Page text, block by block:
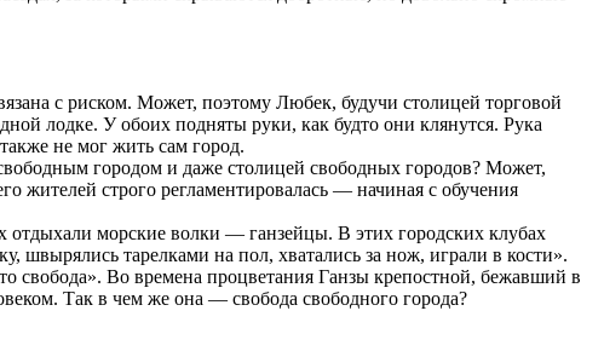
с риском. Может, поэтому Любек, будучи столицей торговой
лодке. У обоих подняты руки, как будто они клянутся. Рука
не мог жить сам город.
городом и даже столицей свободных городов? Может,
жителей строго регламентировалась — начиная с обучения
отдыхали морские волки — ганзейцы. В этих городских клубах
швырялись тарелками на пол, хватались за нож, играли в кости».
свобода». Во времена процветания Ганзы крепостной, бежавший в
Так в чем же она — свобода свободного города?